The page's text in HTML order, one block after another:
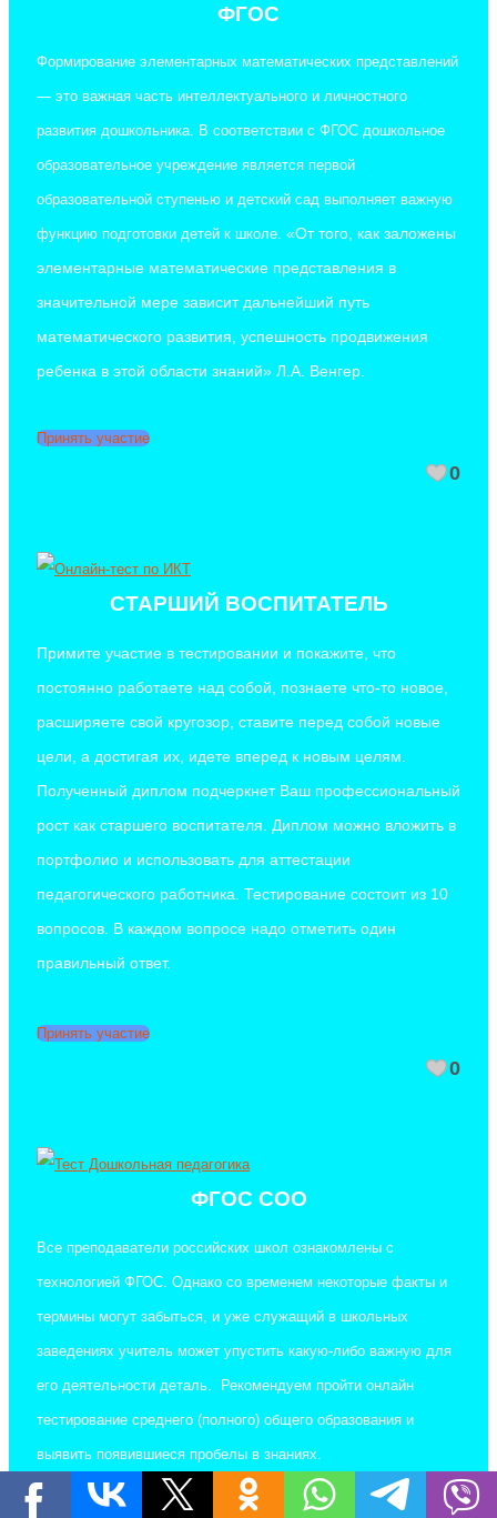
ФГОС
Формирование элементарных математических представлений
— это важная часть интеллектуального и личностного
развития дошкольника. В соответствии с ФГОС дошкольное
образовательное учреждение является первой
образовательной ступенью и детский сад выполняет важную
функцию подготовки детей к школе. «От того, как заложены
элементарные математические представления в
значительной мере зависит дальнейший путь
математического развития, успешность продвижения
ребенка в этой области знаний» Л.А. Венгер.
Принять участие
0
СТАРШИЙ ВОСПИТАТЕЛЬ
Примите участие в тестировании и покажите, что
постоянно работаете над собой, познаете что-то новое,
расширяете свой кругозор, ставите перед собой новые
цели, а достигая их, идете вперед к новым целям.
Полученный диплом подчеркнет Ваш профессиональный
рост как старшего воспитателя. Диплом можно вложить в
портфолио и использовать для аттестации
педагогического работника. Тестирование состоит из 10
вопросов. В каждом вопросе надо отметить один
правильный ответ.
Принять участие
0
ФГОС СОО
Все преподаватели российских школ ознакомлены с
технологией ФГОС. Однако со временем некоторые факты и
термины могут забыться, и уже служащий в школьных
заведениях учитель может упустить какую-либо важную для
его деятельности деталь. Рекомендуем пройти онлайн
тестирование среднего (полного) общего образования и
выявить появившиеся пробелы в знаниях.